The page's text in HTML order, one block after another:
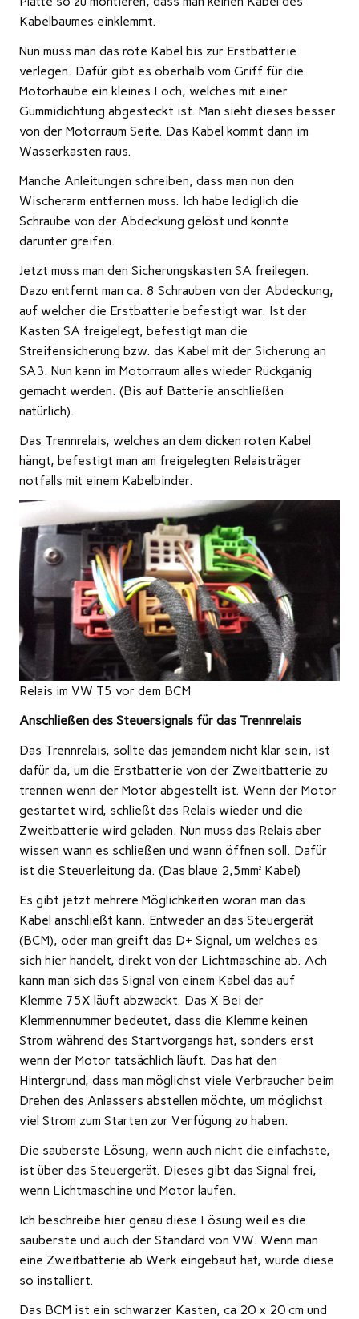
Kabelbaumes einklemmt.
Nun muss man das rote Kabel bis zur Erstbatterie
verlegen. Dafür gibt es oberhalb vom Griff für die
Motorhaube ein kleines Loch, welches mit einer
Gummidichtung abgesteckt ist. Man sieht dieses besser
von der Motorraum Seite. Das Kabel kommt dann im
Wasserkasten raus.
Manche Anleitungen schreiben, dass man nun den
Wischerarm entfernen muss. Ich habe lediglich die
Schraube von der Abdeckung gelöst und konnte
darunter greifen.
Jetzt muss man den Sicherungskasten SA freilegen.
Dazu entfernt man ca. 8 Schrauben von der Abdeckung,
auf welcher die Erstbatterie befestigt war. Ist der
Kasten SA freigelegt, befestigt man die
Streifensicherung bzw. das Kabel mit der Sicherung an
SA3. Nun kann im Motorraum alles wieder Rückgänig
gemacht werden. (Bis auf Batterie anschließen
natürlich).
Das Trennrelais, welches an dem dicken roten Kabel
hängt, befestigt man am freigelegten Relaisträger
notfalls mit einem Kabelbinder.
Relais im VW T5 vor dem BCM
Anschließen des Steuersignals für das Trennrelais
Das Trennrelais, sollte das jemandem nicht klar sein, ist
dafür da, um die Erstbatterie von der Zweitbatterie zu
trennen wenn der Motor abgestellt ist. Wenn der Motor
gestartet wird, schließt das Relais wieder und die
Zweitbatterie wird geladen. Nun muss das Relais aber
wissen wann es schließen und wann öffnen soll. Dafür
ist die Steuerleitung da. (Das blaue 2,5mm² Kabel)
Es gibt jetzt mehrere Möglichkeiten woran man das
Kabel anschließt kann. Entweder an das Steuergerät
(BCM), oder man greift das D+ Signal, um welches es
sich hier handelt, direkt von der Lichtmaschine ab. Ach
kann man sich das Signal von einem Kabel das auf
Klemme 75X läuft abzwackt. Das X Bei der
Klemmennummer bedeutet, dass die Klemme keinen
Strom während des Startvorgangs hat, sonders erst
wenn der Motor tatsächlich läuft. Das hat den
Hintergrund, dass man möglichst viele Verbraucher beim
Drehen des Anlassers abstellen möchte, um möglichst
viel Strom zum Starten zur Verfügung zu haben.
Die sauberste Lösung, wenn auch nicht die einfachste,
ist über das Steuergerät. Dieses gibt das Signal frei,
wenn Lichtmaschine und Motor laufen.
Ich beschreibe hier genau diese Lösung weil es die
sauberste und auch der Standard von VW. Wenn man
eine Zweitbatterie ab Werk eingebaut hat, wurde diese
so installiert.
Das BCM ist ein schwarzer Kasten, ca 20 x 20 cm und